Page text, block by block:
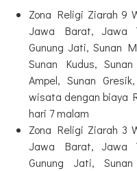
Zona Religi Ziarah 9
Jawa Barat, Jawa
Gunung Jati, Sunan
Sunan Kudus,
Ampel, Sunan
wisata dengan biaya
hari 7 malam
Zona Religi Ziarah 3
Jawa Barat, Jawa
Gunung Jati,